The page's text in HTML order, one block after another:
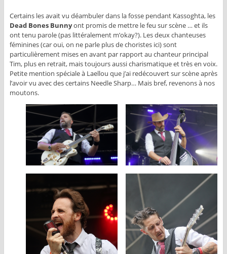
Certains les avait vu déambuler dans la fosse pendant Kassoghta, les
Dead Bones Bunnyont promis de mettre le feu sur scène … et ils
ont tenu parole (pas littéralement m’okay?). Les deux chanteuses
féminines (car oui, on ne parle plus de choristes ici) sont
particulièrement mises en avant par rapport au chanteur principal
Tim, plus en retrait, mais toujours aussi charismatique et très en voix.
Petite mention spéciale à Laellou que j’ai redécouvert sur scène après
l’avoir vu avec des certains Needle Sharp… Mais bref, revenons à nos
moutons.